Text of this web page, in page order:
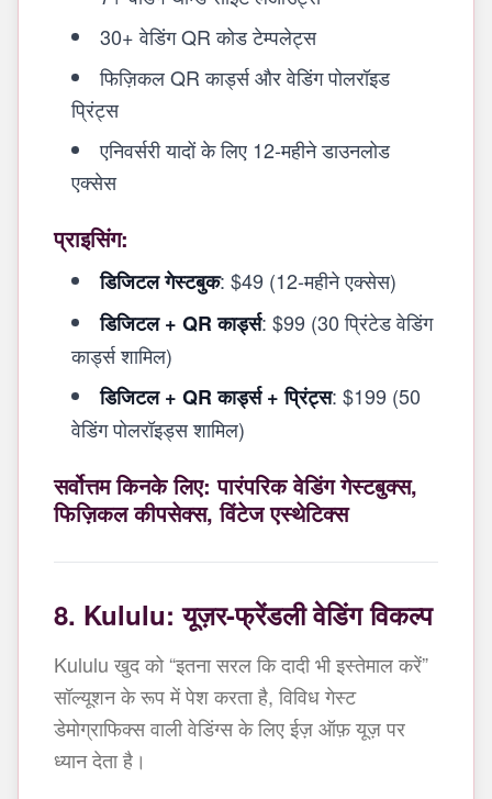
30+ वेडिंग QR कोड टेम्पलेट्स
फिज़िकल QR कार्ड्स और वेडिंग पोलरॉइड
प्रिंट्स
एनिवर्सरी यादों के लिए 12-महीने डाउनलोड
एक्सेस
प्राइसिंग:
डिजिटल गेस्टबुक: $49 (12-महीने एक्सेस)
डिजिटल + QR कार्ड्स: $99 (30 प्रिंटेड वेडिंग
कार्ड्स शामिल)
डिजिटल + QR कार्ड्स + प्रिंट्स: $199 (50
वेडिंग पोलरॉइड्स शामिल)
सर्वोत्तम किनके लिए: पारंपरिक वेडिंग गेस्टबुक्स,
फिज़िकल कीपसेक्स, विंटेज एस्थेटिक्स
8. Kululu: यूज़र-फ्रेंडली वेडिंग विकल्प
Kululu खुद को “इतना सरल कि दादी भी इस्तेमाल करें”
सॉल्यूशन के रूप में पेश करता है, विविध गेस्ट
डेमोग्राफिक्स वाली वेडिंग्स के लिए ईज़ ऑफ़ यूज़ पर
ध्यान देता है।